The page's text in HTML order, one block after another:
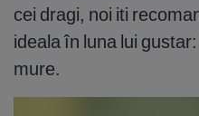
cei dragi, noi iti
ideala în luna lui
mure.